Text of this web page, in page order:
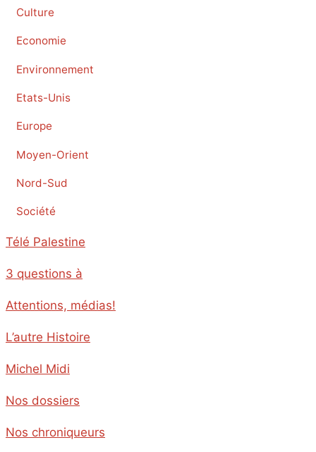
Culture
Economie
Environnement
Etats-Unis
Europe
Moyen-Orient
Nord-Sud
Société
Télé Palestine
3 questions à
Attentions, médias!
L’autre Histoire
Michel Midi
Nos dossiers
Nos chroniqueurs